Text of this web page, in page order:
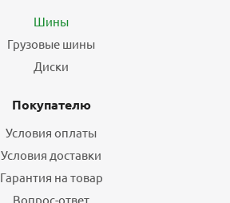
Шины
Грузовые шины
Диски
Покупателю
Условия оплаты
Условия доставки
Гарантия на товар
Вопрос-ответ